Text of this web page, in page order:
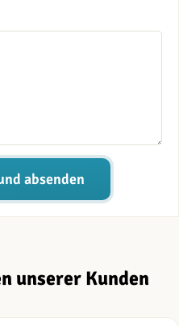
absenden
unserer Kunden